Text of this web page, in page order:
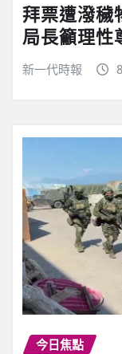
拜票遭潑穢
局長籲理性
新一代時報
今日焦點